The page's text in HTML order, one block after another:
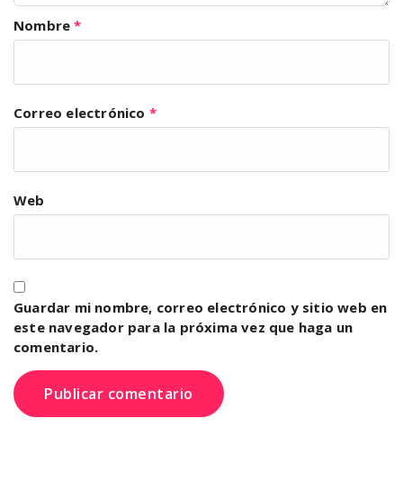
Nombre*
Correo electrónico *
Web
Guardar mi nombre, correo electrónico y sitio web en
este navegador para la próxima vez que haga un
comentario.